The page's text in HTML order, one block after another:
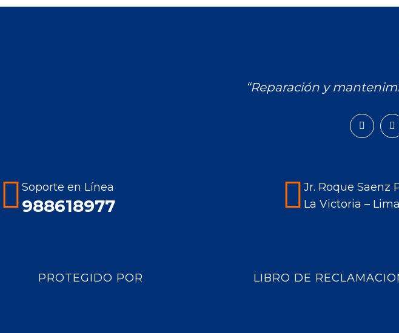
“Reparación y
in
window
in
Soporte en Línea
988618977
Jr. Roque Saenz
La Victoria – Lima
PROTEGIDO POR LIBRO DE